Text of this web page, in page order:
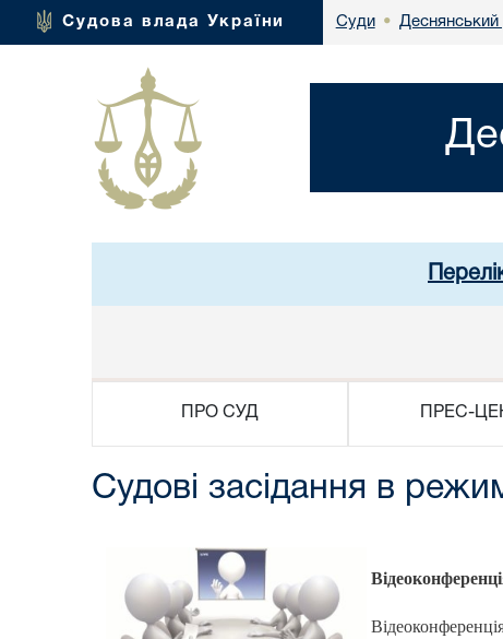
Судова влада України Суди • Деснянський
ПРО СУД ПРЕС-
Судові засідання в